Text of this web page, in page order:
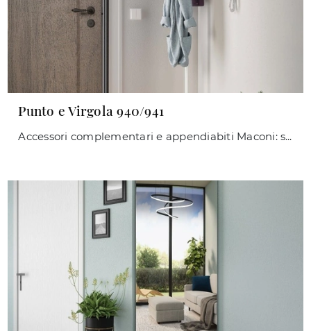
Punto e Virgola 940/941
Accessori complementari e appendiabiti Maconi: scopri come completare i tuoi locali moderni con il modello Punto e Virgola 940/941.